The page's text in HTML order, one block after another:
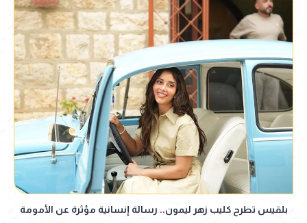
بلقيس تطرح كليب زهر ليمون.. رسالة إنسانية مؤثرة عن الأمومة